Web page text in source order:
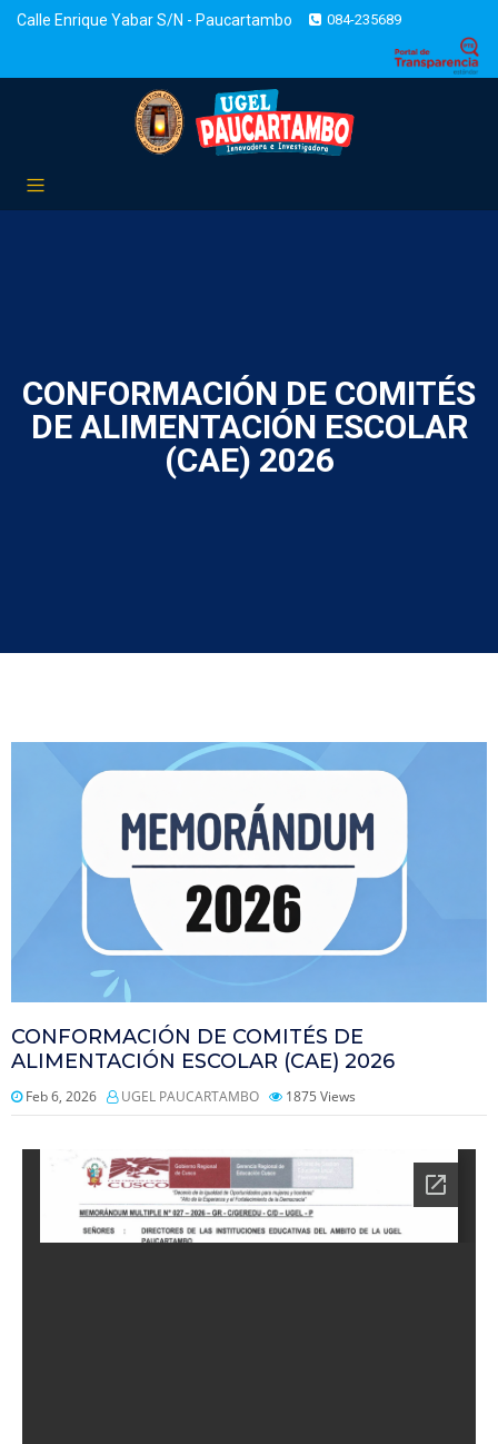
Calle Enrique Yabar S/N - Paucartambo 084-235689
CONFORMACIÓN DE COMITÉS
DE ALIMENTACIÓN ESCOLAR
(CAE) 2026
CONFORMACIÓN DE COMITÉS DE
ALIMENTACIÓN ESCOLAR (CAE) 2026
Feb 6, 2026 UGEL PAUCARTAMBO 1875 Views